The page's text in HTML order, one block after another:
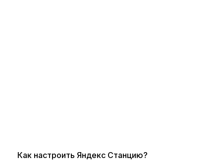
Как настроить Яндекс Станцию?